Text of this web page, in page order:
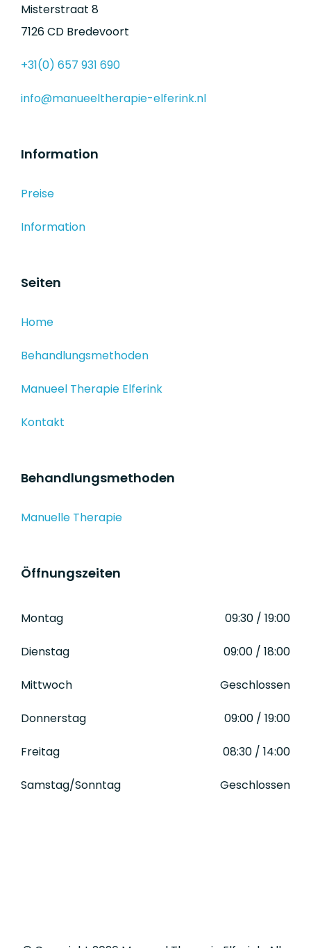
Misterstraat 8
7126 CD Bredevoort
+31(0) 657 931 690
info@manueeltherapie-elferink.nl
Information
Preise
Information
Seiten
Home
Behandlungsmethoden
Manueel Therapie Elferink
Kontakt
Behandlungsmethoden
Manuelle Therapie
Öffnungszeiten
Montag 09:30 / 19:00
Dienstag 09:00 / 18:00
Mittwoch Geschlossen
Donnerstag 09:00 / 19:00
Freitag 08:30 / 14:00
Samstag/Sonntag Geschlossen